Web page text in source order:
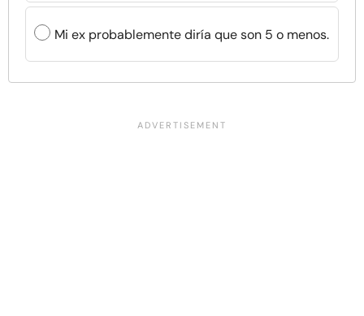
Mi ex probablemente diría que son 5 o menos.